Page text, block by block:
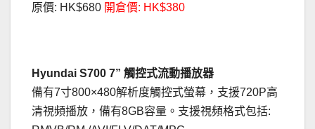
原價: HK$680 開倉價: HK$380
Hyundai S700 7” 觸控式流動播放器
備有7寸800×480解析度觸控式螢幕，支援720P高
清視頻播放，備有8GB容量。支援視頻格式包括: